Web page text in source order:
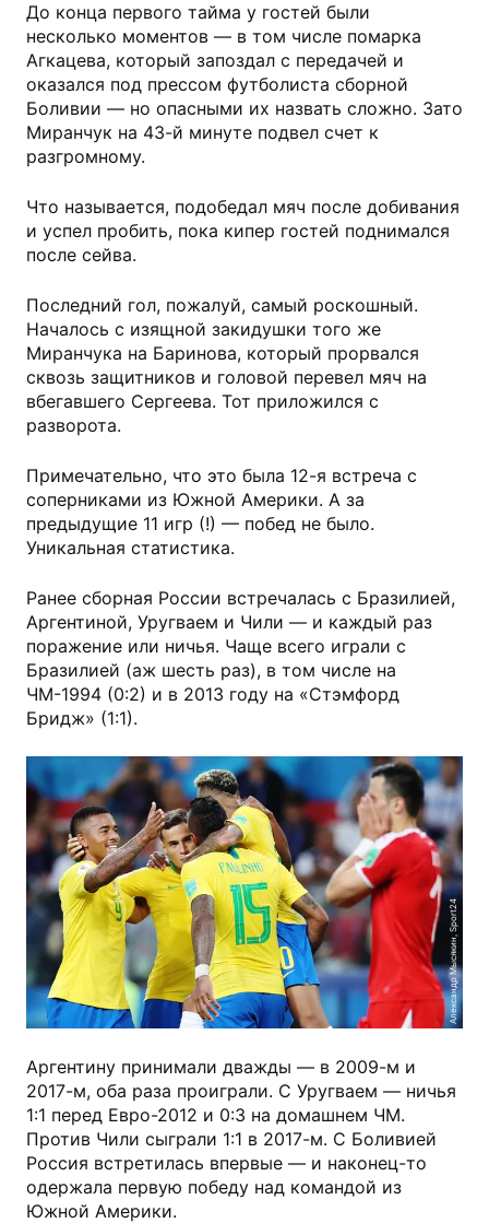
До конца первого тайма у гостей были
несколько моментов — в том числе помарка
Агкацева, который запоздал с передачей и
оказался под прессом футболиста сборной
Боливии — но опасными их назвать сложно. Зато
Миранчук на 43-й минуте подвел счет к
разгромному.
Что называется, подобедал мяч после добивания
и успел пробить, пока кипер гостей поднимался
после сейва.
Последний гол, пожалуй, самый роскошный.
Началось с изящной закидушки того же
Миранчука на Баринова, который прорвался
сквозь защитников и головой перевел мяч на
вбегавшего Сергеева. Тот приложился с
разворота.
Примечательно, что это была 12-я встреча с
соперниками из Южной Америки. А за
предыдущие 11 игр (!) — побед не было.
Уникальная статистика.
Ранее сборная России встречалась с Бразилией,
Аргентиной, Уругваем и Чили — и каждый раз
поражение или ничья. Чаще всего играли с
Бразилией (аж шесть раз), в том числе на
ЧМ-1994 (0:2) и в 2013 году на «Стэмфорд
Бридж» (1:1).
Александр Мысякин, Sport24
Аргентину принимали дважды — в 2009-м и
2017-м, оба раза проиграли. С Уругваем — ничья
1:1 перед Евро-2012 и 0:3 на домашнем ЧМ.
Против Чили сыграли 1:1 в 2017-м. С Боливией
Россия встретилась впервые — и наконец-то
одержала первую победу над командой из
Южной Америки.